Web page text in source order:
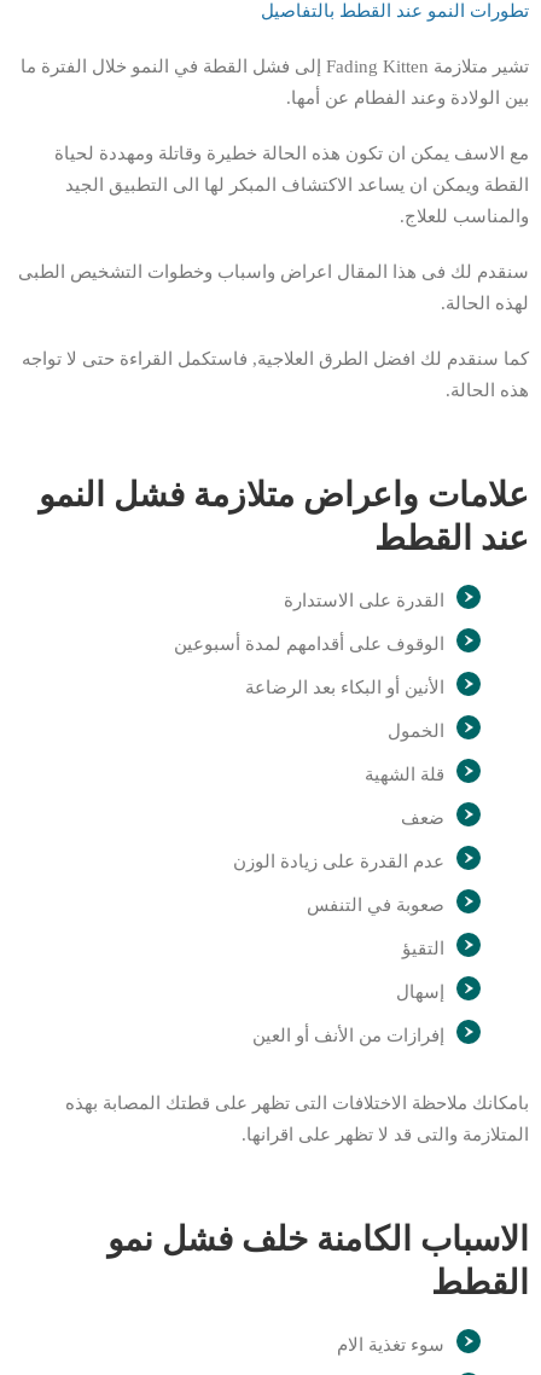
تطورات النمو عند القطط بالتفاصيل
تشير متلازمة Fading Kitten إلى فشل القطة في النمو خلال الفترة ما
بين الولادة وعند الفطام عن أمها.
مع الاسف يمكن ان تكون هذه الحالة خطيرة وقاتلة ومهددة لحياة
القطة ويمكن ان يساعد الاكتشاف المبكر لها الى التطبيق الجيد
والمناسب للعلاج.
سنقدم لك فى هذا المقال اعراض واسباب وخطوات التشخيص الطبى
لهذه الحالة.
كما سنقدم لك افضل الطرق العلاجية, فاستكمل القراءة حتى لا تواجه
هذه الحالة.
علامات واعراض متلازمة فشل النمو
عند القطط
القدرة على الاستدارة
الوقوف على أقدامهم لمدة أسبوعين
الأنين أو البكاء بعد الرضاعة
الخمول
قلة الشهية
ضعف
عدم القدرة على زيادة الوزن
صعوبة في التنفس
التقيؤ
إسهال
إفرازات من الأنف أو العين
بامكانك ملاحظة الاختلافات التى تظهر على قطتك المصابة بهذه
المتلازمة والتى قد لا تظهر على اقرانها.
الاسباب الكامنة خلف فشل نمو
القطط
سوء تغذية الام